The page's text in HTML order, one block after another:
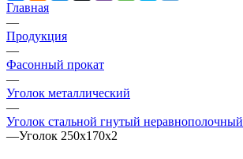
Главная
—
Продукция
—
Фасонный прокат
—
Уголок металлический
—
Уголок стальной гнутый неравнополочный
—Уголок 250х170х2